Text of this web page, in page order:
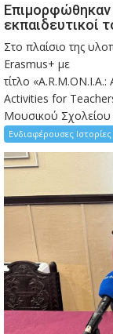
Eπιμορφώθηκαν
εκπαιδευτικοί
Στο πλαίσιο της
Erasmus+ με
τίτλο
Activities for
Μουσικού Σχολείου
Ενδιαφέρουσες Ιστορίες